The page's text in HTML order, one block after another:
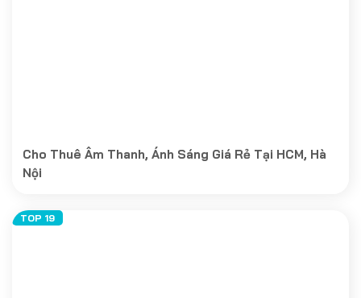
Cho Thuê Âm Thanh, Ánh Sáng Giá Rẻ Tại HCM, Hà
Nội